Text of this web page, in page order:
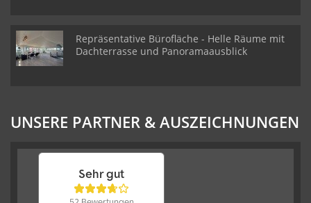
Repräsentative Bürofläche - Helle Räume mit
Dachterrasse und Panoramaausblick
UNSERE PARTNER & AUSZEICHNUNGEN